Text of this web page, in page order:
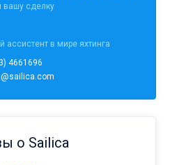
вашу сделку
ассистент в мире яхтинга
4661696
о Sailica